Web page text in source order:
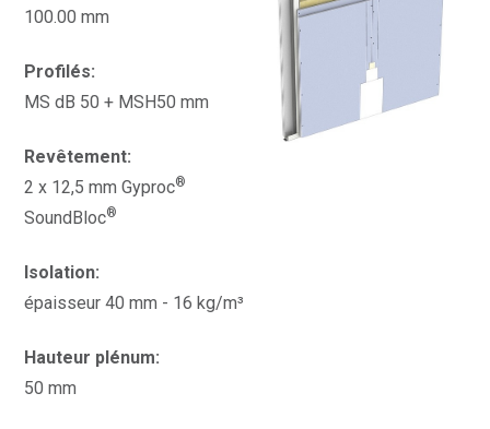
100.00 mm
Profilés:
MS dB 50 + MSH50 mm
Revêtement:
2 x 12,5 mm Gyproc®
SoundBloc®
Isolation:
épaisseur 40 mm - 16 kg/m³
Hauteur plénum:
50 mm